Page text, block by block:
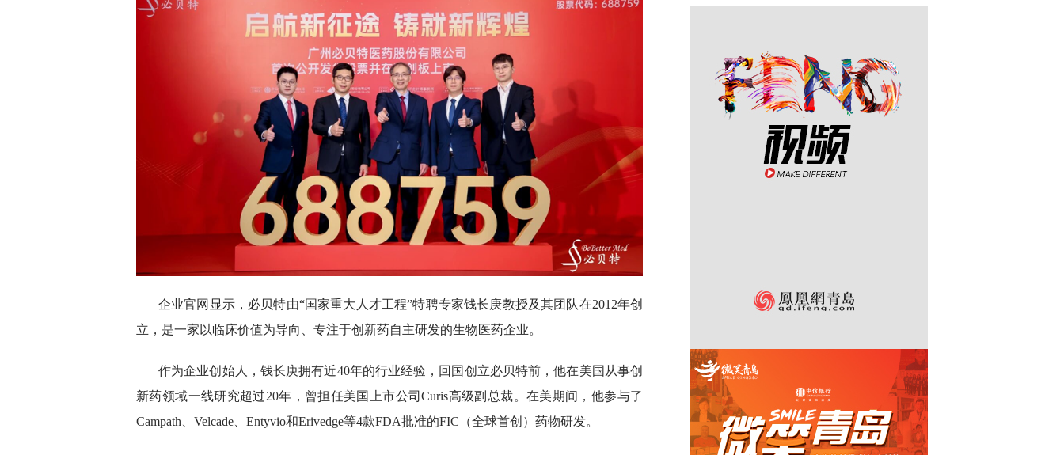
企业官网显示，必贝特由“国家重大人才工程”特聘专家钱长庚教授及其团队在2012年创
立，是一家以临床价值为导向、专注于创新药自主研发的生物医药企业。
作为企业创始人，钱长庚拥有近40年的行业经验，回国创立必贝特前，他在美国从事创
新药领域一线研究超过20年，曾担任美国上市公司Curis高级副总裁。在美期间，他参与了
Campath、Velcade、Entyvio和Erivedge等4款FDA批准的FIC（全球首创）药物研发。